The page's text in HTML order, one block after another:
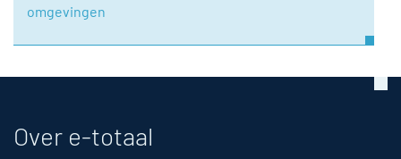
omgevingen
Over e-totaal